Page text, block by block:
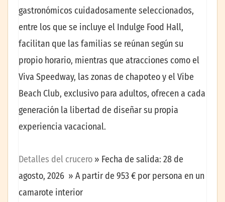
gastronómicos cuidadosamente seleccionados,
entre los que se incluye el Indulge Food Hall,
facilitan que las familias se reúnan según su
propio horario, mientras que atracciones como el
Viva Speedway, las zonas de chapoteo y el Vibe
Beach Club, exclusivo para adultos, ofrecen a cada
generación la libertad de diseñar su propia
experiencia vacacional.
Detalles del crucero » Fecha de salida: 28 de
agosto, 2026 » A partir de 953 € por persona en un
camarote interior